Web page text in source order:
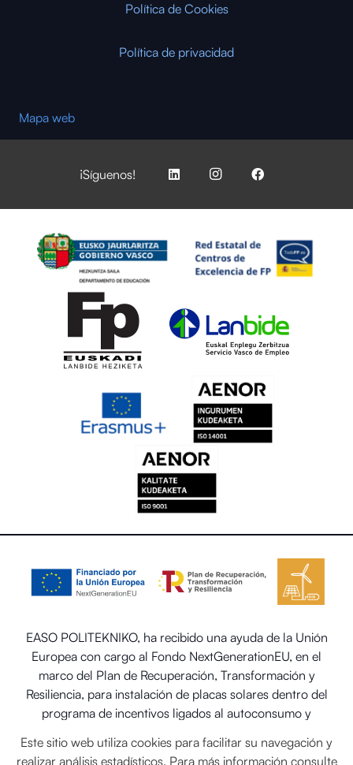
Política de Cookies
Política de privacidad
Mapa web
¡Síguenos!
EASO POLITEKNIKO, ha recibido una ayuda de la Unión
Europea con cargo al Fondo NextGenerationEU, en el
marco del Plan de Recuperación, Transformación y
Resiliencia, para instalación de placas solares dentro del
programa de incentivos ligados al autoconsumo y
como la implantación de sistemas térmicos renovables en
Este sitio web utiliza cookies para facilitar su navegación y
realizar análisis estadísticos. Para más información consulte